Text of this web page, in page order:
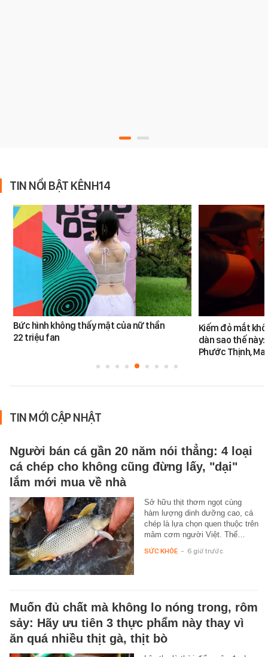
TIN NỔI BẬT KÊNH14
Bức hình không thấy mặt của nữ thần
22 triệu fan
Kiếm đỏ mắt
dàn sao thế này:
Phước Thịnh,
TIN MỚI CẬP NHẬT
Người bán cá gần 20 năm nói thẳng: 4 loại
cá chép cho không cũng đừng lấy, "dại"
lắm mới mua về nhà
Sở hữu thịt thơm ngọt cùng
hàm lượng dinh dưỡng cao, cá
chép là lựa chọn quen thuộc trên
mâm cơm người Việt. Thế…
SỨC KHỎE - 6 giờ trước
Muốn đủ chất mà không lo nóng trong, rôm
sảy: Hãy ưu tiên 3 thực phẩm này thay vì
ăn quá nhiều thịt gà, thịt bò